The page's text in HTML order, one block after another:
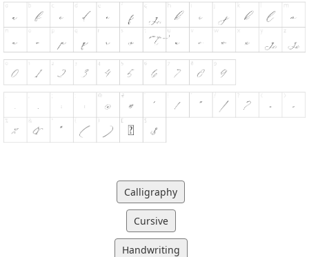
Calligraphy
Cursive
Handwriting